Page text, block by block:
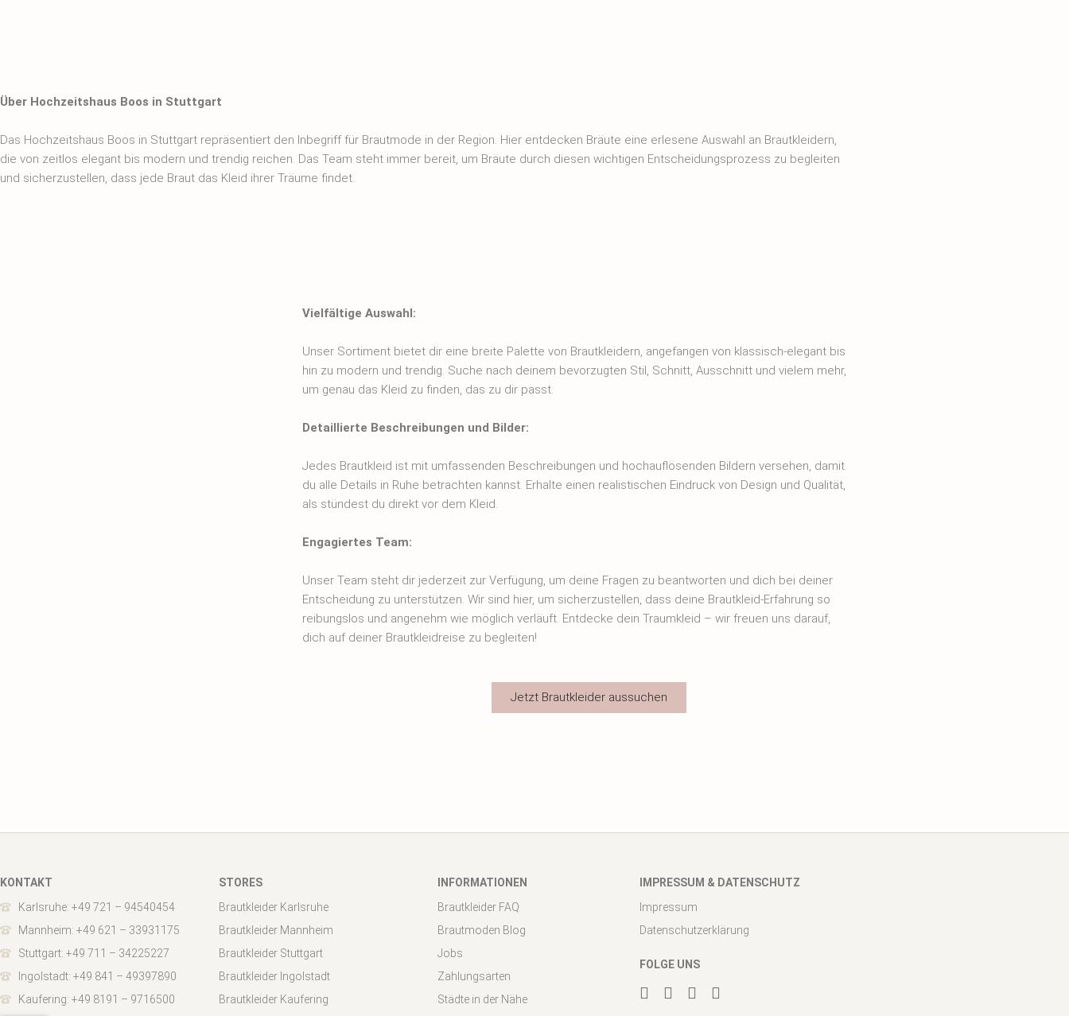
Über Hochzeitshaus Boos in Stuttgart
Das Hochzeitshaus Boos in Stuttgart repräsentiert den Inbegriff für Brautmode in der Region. Hier entdecken Bräute eine erlesene Auswahl an Brautkleidern,
die von zeitlos elegant bis modern und trendig reichen. Das Team steht immer bereit, um Bräute durch diesen wichtigen Entscheidungsprozess zu begleiten
und sicherzustellen, dass jede Braut das Kleid ihrer Träume findet.
Vielfältige Auswahl:
Unser Sortiment bietet dir eine breite Palette von Brautkleidern, angefangen von klassisch-elegant bis
hin zu modern und trendig. Suche nach deinem bevorzugten Stil, Schnitt, Ausschnitt und vielem mehr,
um genau das Kleid zu finden, das zu dir passt.
Detaillierte Beschreibungen und Bilder:
Jedes Brautkleid ist mit umfassenden Beschreibungen und hochauflösenden Bildern versehen, damit
du alle Details in Ruhe betrachten kannst. Erhalte einen realistischen Eindruck von Design und Qualität,
als stündest du direkt vor dem Kleid.
Engagiertes Team:
Unser Team steht dir jederzeit zur Verfügung, um deine Fragen zu beantworten und dich bei deiner
Entscheidung zu unterstützen. Wir sind hier, um sicherzustellen, dass deine Brautkleid-Erfahrung so
reibungslos und angenehm wie möglich verläuft. Entdecke dein Traumkleid – wir freuen uns darauf,
dich auf deiner Brautkleidreise zu begleiten!
Jetzt Brautkleider aussuchen
KONTAKT
Karlsruhe: +49 721 – 94540454
Mannheim: +49 621 – 33931175
Stuttgart: +49 711 – 34225227
Ingolstadt: +49 841 – 49397890
Kaufering: +49 8191 – 9716500
STORES
Brautkleider Karlsruhe
Brautkleider Mannheim
Brautkleider Stuttgart
Brautkleider Ingolstadt
Brautkleider Kaufering
INFORMATIONEN
Brautkleider FAQ
Brautmoden Blog
Jobs
Zahlungsarten
Städte in der Nähe
IMPRESSUM & DATENSCHUTZ
Impressum
Datenschutzerklärung
FOLGE UNS